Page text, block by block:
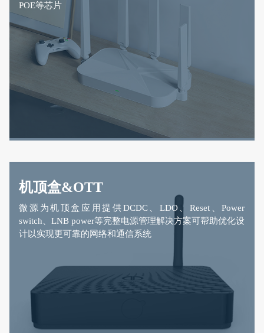
POE等芯片
机顶盒&OTT
微源为机顶盒应用提供DCDC、LDO、Reset、Power
switch、LNB power等完整电源管理解决方案可帮助优化设
计以实现更可靠的网络和通信系统